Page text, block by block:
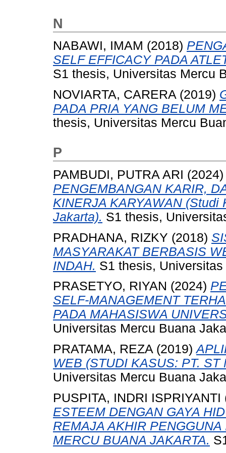
N
NABAWI, IMAM (2018)
SELF EFFICACY PADA
S1 thesis, Universitas Mercu
NOVIARTA, CARERA (2019)
PADA PRIA YANG BELUM
thesis, Universitas Mercu
P
PAMBUDI, PUTRA ARI
PENGEMBANGAN KARIR,
KINERJA KARYAWAN (Studi
Jakarta). S1 thesis,
PRADHANA, RIZKY (2018)
MASYARAKAT BERBASIS
INDAH. S1 thesis,
PRASETYO, RIYAN (2024)
SELF-MANAGEMENT
PADA MAHASISWA
Universitas Mercu Buana
PRATAMA, REZA (2019)
WEB (STUDI KASUS: PT. ST
Universitas Mercu Buana
PUSPITA, INDRI ISPRIYANTI
ESTEEM DENGAN GAYA
REMAJA AKHIR
MERCU BUANA JAKARTA.